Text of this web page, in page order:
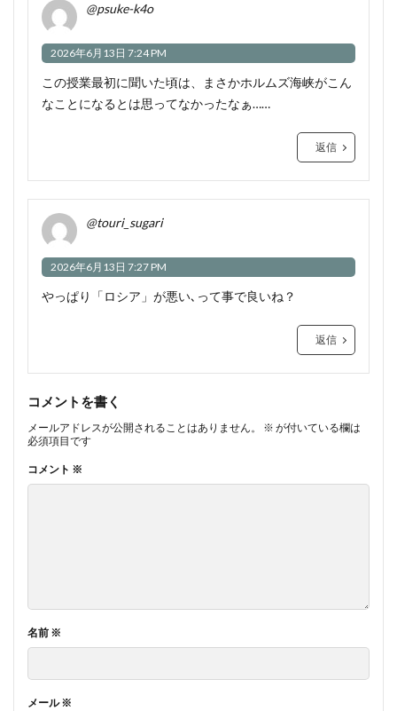
@psuke-k4o
2026年6月13日 7:24 PM
この授業最初に聞いた頃は、まさかホルムズ海峡がこん
なことになるとは思ってなかったなぁ……
返信
@touri_sugari
2026年6月13日 7:27 PM
やっぱり「ロシア」が悪い､って事で良いね？
返信
コメントを書く
メールアドレスが公開されることはありません。 ※ が付いている欄は
必須項目です
コメント ※
名前 ※
メール※